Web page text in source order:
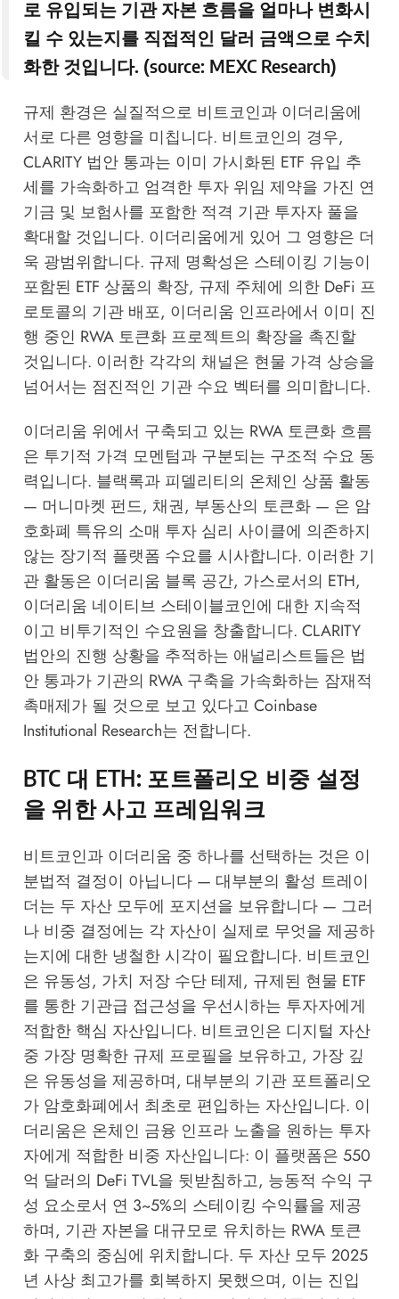
로 유입되는 기관 자본 흐름을 얼마나 변화시
킬 수 있는지를 직접적인 달러 금액으로 수치
화한 것입니다. (source: MEXC Research)
규제 환경은 실질적으로 비트코인과 이더리움에
서로 다른 영향을 미칩니다. 비트코인의 경우,
CLARITY 법안 통과는 이미 가시화된 ETF 유입 추
세를 가속화하고 엄격한 투자 위임 제약을 가진 연
기금 및 보험사를 포함한 적격 기관 투자자 풀을
확대할 것입니다. 이더리움에게 있어 그 영향은 더
욱 광범위합니다. 규제 명확성은 스테이킹 기능이
포함된 ETF 상품의 확장, 규제 주체에 의한 DeFi 프
로토콜의 기관 배포, 이더리움 인프라에서 이미 진
행 중인 RWA 토큰화 프로젝트의 확장을 촉진할
것입니다. 이러한 각각의 채널은 현물 가격 상승을
넘어서는 점진적인 기관 수요 벡터를 의미합니다.
이더리움 위에서 구축되고 있는 RWA 토큰화 흐름
은 투기적 가격 모멘텀과 구분되는 구조적 수요 동
력입니다. 블랙록과 피델리티의 온체인 상품 활동
— 머니마켓 펀드, 채권, 부동산의 토큰화 — 은 암
호화폐 특유의 소매 투자 심리 사이클에 의존하지
않는 장기적 플랫폼 수요를 시사합니다. 이러한 기
관 활동은 이더리움 블록 공간, 가스로서의 ETH,
이더리움 네이티브 스테이블코인에 대한 지속적
이고 비투기적인 수요원을 창출합니다. CLARITY
법안의 진행 상황을 추적하는 애널리스트들은 법
안 통과가 기관의 RWA 구축을 가속화하는 잠재적
촉매제가 될 것으로 보고 있다고 Coinbase
Institutional Research는 전합니다.
BTC 대 ETH: 포트폴리오 비중 설정
을 위한 사고 프레임워크
비트코인과 이더리움 중 하나를 선택하는 것은 이
분법적 결정이 아닙니다 — 대부분의 활성 트레이
더는 두 자산 모두에 포지션을 보유합니다 — 그러
나 비중 결정에는 각 자산이 실제로 무엇을 제공하
는지에 대한 냉철한 시각이 필요합니다. 비트코인
은 유동성, 가치 저장 수단 테제, 규제된 현물 ETF
를 통한 기관급 접근성을 우선시하는 투자자에게
적합한 핵심 자산입니다. 비트코인은 디지털 자산
중 가장 명확한 규제 프로필을 보유하고, 가장 깊
은 유동성을 제공하며, 대부분의 기관 포트폴리오
가 암호화폐에서 최초로 편입하는 자산입니다. 이
더리움은 온체인 금융 인프라 노출을 원하는 투자
자에게 적합한 비중 자산입니다: 이 플랫폼은 550
억 달러의 DeFi TVL을 뒷받침하고, 능동적 수익 구
성 요소로서 연 3~5%의 스테이킹 수익률을 제공
하며, 기관 자본을 대규모로 유치하는 RWA 토큰
화 구축의 중심에 위치합니다. 두 자산 모두 2025
년 사상 최고가를 회복하지 못했으며, 이는 진입